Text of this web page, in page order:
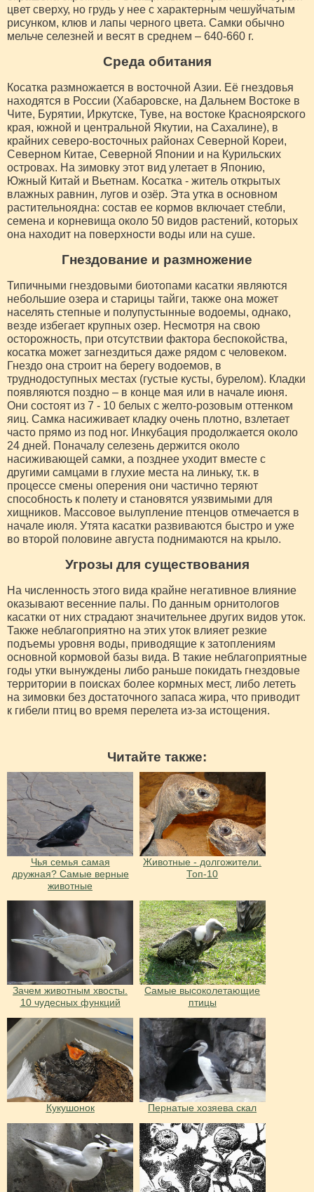
цвет сверху, но грудь у нее с характерным чешуйчатым
рисунком, клюв и лапы черного цвета. Самки обычно
мельче селезней и весят в среднем – 640-660 г.
Среда обитания
Косатка размножается в восточной Азии. Её гнездовья
находятся в России (Хабаровске, на Дальнем Востоке в
Чите, Бурятии, Иркутске, Туве, на востоке Красноярского
края, южной и центральной Якутии, на Сахалине), в
крайних северо-восточных районах Северной Кореи,
Северном Китае, Северной Японии и на Курильских
островах. На зимовку этот вид улетает в Японию,
Южный Китай и Вьетнам. Косатка - житель открытых
влажных равнин, лугов и озёр. Эта утка в основном
растительноядна: состав ее кормов включает стебли,
семена и корневища около 50 видов растений, которых
она находит на поверхности воды или на суше.
Гнездование и размножение
Типичными гнездовыми биотопами касатки являются
небольшие озера и старицы тайги, также она может
населять степные и полупустынные водоемы, однако,
везде избегает крупных озер. Несмотря на свою
осторожность, при отсутствии фактора беспокойства,
косатка может загнездиться даже рядом с человеком.
Гнездо она строит на берегу водоемов, в
труднодоступных местах (густые кусты, бурелом). Кладки
появляются поздно – в конце мая или в начале июня.
Они состоят из 7 - 10 белых с желто-розовым оттенком
яиц. Самка насиживает кладку очень плотно, взлетает
часто прямо из под ног. Инкубация продолжается около
24 дней. Поначалу селезень держится около
насиживающей самки, а позднее уходит вместе с
другими самцами в глухие места на линьку, т.к. в
процессе смены оперения они частично теряют
способность к полету и становятся уязвимыми для
хищников. Массовое вылупление птенцов отмечается в
начале июля. Утята касатки развиваются быстро и уже
во второй половине августа поднимаются на крыло.
Угрозы для существования
На численность этого вида крайне негативное влияние
оказывают весенние палы. По данным орнитологов
касатки от них страдают значительнее других видов уток.
Также неблагоприятно на этих уток влияет резкие
подъемы уровня воды, приводящие к затоплениям
основной кормовой базы вида. В такие неблагоприятные
годы утки вынуждены либо раньше покидать гнездовые
территории в поисках более кормных мест, либо лететь
на зимовки без достаточного запаса жира, что приводит
к гибели птиц во время перелета из-за истощения.
Читайте также:
Чья семья самая
дружная? Самые верные
животные
Животные - долгожители.
Топ-10
Зачем животным хвосты.
10 чудесных функций
Самые высоколетающие
птицы
Кукушонок Пернатые хозяева скал